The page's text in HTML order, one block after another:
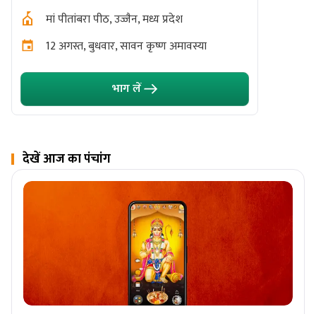
मां पीतांबरा पीठ, उज्जैन, मध्य प्रदेश
12 अगस्त, बुधवार, सावन कृष्ण अमावस्या
भाग लें
देखें आज का पंचांग